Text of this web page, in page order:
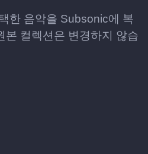
한 음악을 Subsonic에 복
본 컬렉션은 변경하지 않습